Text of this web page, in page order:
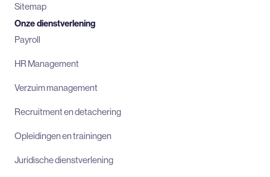
Sitemap
Onze dienstverlening
Payroll
HR Management
Verzuim management
Recruitment en detachering
Opleidingen en trainingen
Juridische dienstverlening